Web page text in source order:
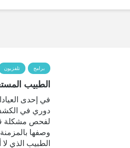
برامج تلفزيون
الطبيب
في إحدى
دوري في
لفحص مشكلة
وصفها
الطبيب الذي